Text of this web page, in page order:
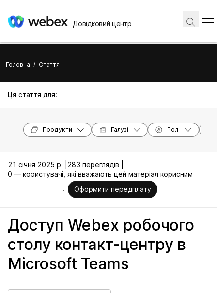
Довідковий центр
Головна / Стаття
Ця стаття для:
Продукти Галузі Ролі
21 січня 2025 р. |
283 переглядів |
0 — користувачі, які вважають цей матеріал корисним
Оформити передплату
Доступ Webex робочого
столу контакт-центру в
Microsoft Teams